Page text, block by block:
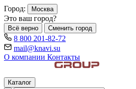
Город: Москва
Это ваш город?
Всё верно Сменить город
8 800 201-82-72
mail@knavi.su
О компании Контакты
Каталог